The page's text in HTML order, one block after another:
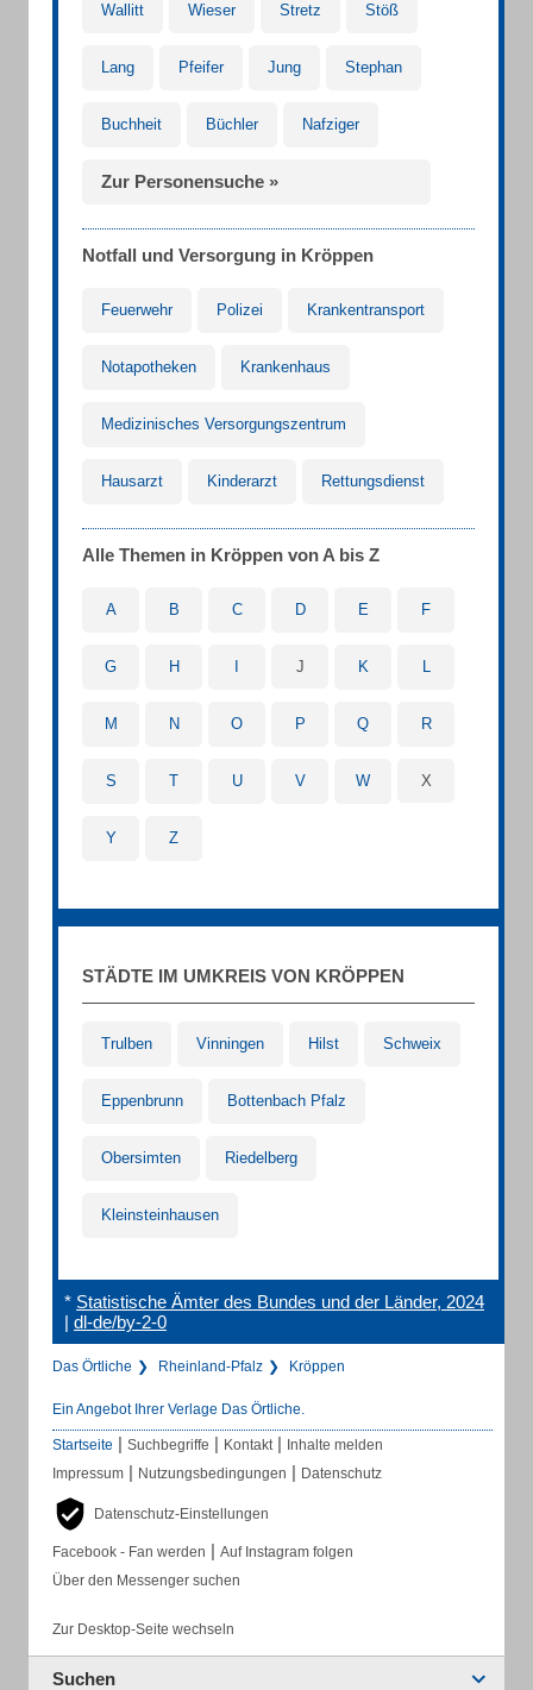
Wallitt Wieser Stretz Stöß
Lang Pfeifer Jung Stephan
Buchheit Büchler Nafziger
Zur Personensuche »
Notfall und Versorgung in Kröppen
Feuerwehr Polizei Krankentransport
Notapotheken Krankenhaus
Medizinisches Versorgungszentrum
Hausarzt Kinderarzt Rettungsdienst
Alle Themen in Kröppen von A bis Z
A B C D E F
G H J K L
M N O P Q R
S T U V W X
Y Z
STÄDTE IM UMKREIS VON KRÖPPEN
Trulben Vinningen Hilst Schweix
Eppenbrunn Bottenbach Pfalz
Obersimten Riedelberg
Kleinsteinhausen
* Statistische Ämter des Bundes und der Länder, 2024
| dl-de/by-2-0
Das Örtliche Rheinland-Pfalz Kröppen
Ein Angebot Ihrer Verlage Das Örtliche.
Startseite | Suchbegriffe | Kontakt | Inhalte melden
Impressum | Nutzungsbedingungen | Datenschutz
Datenschutz-Einstellungen
Facebook - Fan werden | Auf Instagram folgen
Über den Messenger suchen
Zur Desktop-Seite wechseln
Suchen